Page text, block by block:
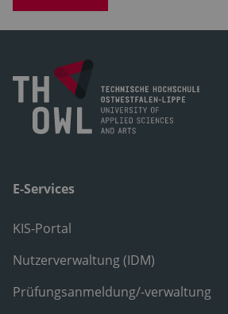
E-Services
KIS-Portal
Nutzerverwaltung (IDM)
Prüfungsanmeldung/-verwaltung